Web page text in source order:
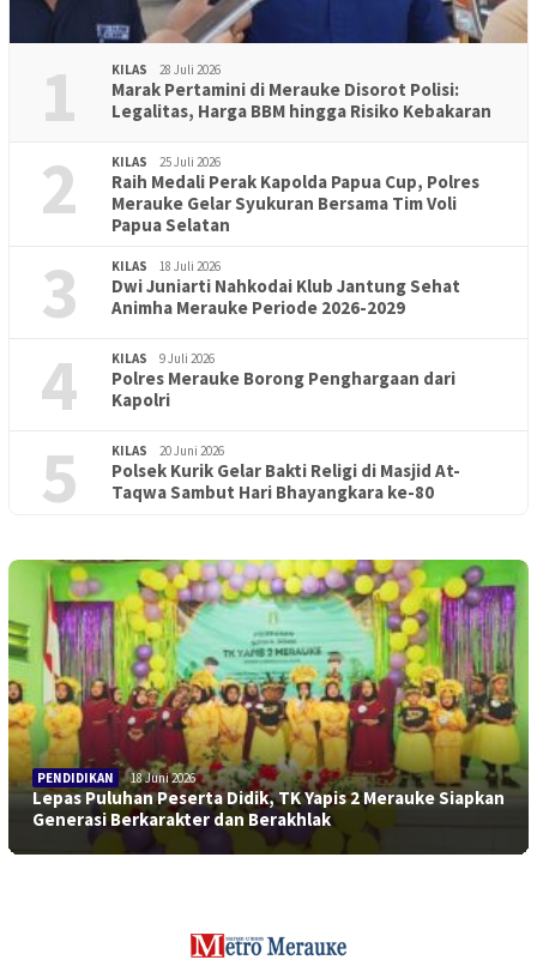
1 KILAS 28 Juli 2026
Marak Pertamini di Merauke Disorot Polisi:
Legalitas, Harga BBM hingga Risiko Kebakaran
2 KILAS 25 Juli 2026
Raih Medali Perak Kapolda Papua Cup, Polres
Merauke Gelar Syukuran Bersama Tim Voli
Papua Selatan
3 KILAS 18 Juli 2026
Dwi Juniarti Nahkodai Klub Jantung Sehat
Animha Merauke Periode 2026-2029
4 KILAS 9 Juli 2026
Polres Merauke Borong Penghargaan dari
Kapolri
5 KILAS 20 Juni 2026
Polsek Kurik Gelar Bakti Religi di Masjid At-
Taqwa Sambut Hari Bhayangkara ke-80
PENDIDIKAN 18 Juni 2026
Lepas Puluhan Peserta Didik, TK Yapis 2 Merauke Siapkan
Generasi Berkarakter dan Berakhlak